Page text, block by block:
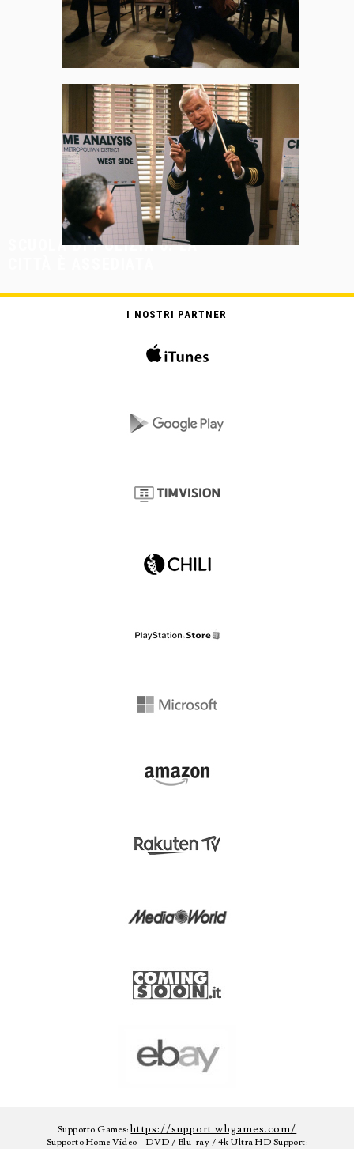
SCUOLA DI POLIZIA 6: LA
I NOSTRI PARTNER
Supporto Games:https://support.wbgames.com/
Supporto Home Video - DVD / Blu-ray / 4k Ultra HD Support: